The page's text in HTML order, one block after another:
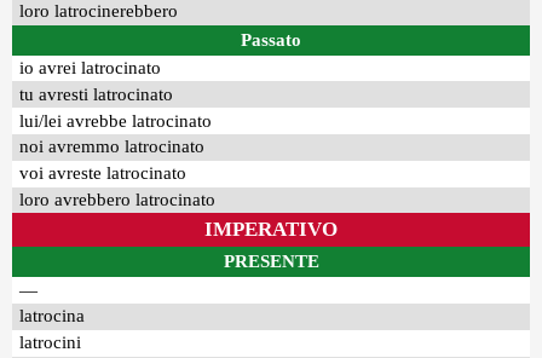
loro latrocinerebbero
Passato
io avrei latrocinato
tu avresti latrocinato
lui/lei avrebbe latrocinato
noi avremmo latrocinato
voi avreste latrocinato
loro avrebbero latrocinato
IMPERATIVO
PRESENTE
—
latrocina
latrocini